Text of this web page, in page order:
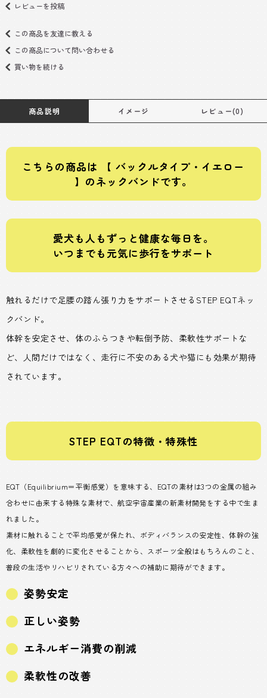
レビューを投稿
この商品を友達に教える
この商品について問い合わせる
買い物を続ける
商品説明 イメージ レビュー(0)
こちらの商品は 【 バックルタイプ・イエロー
】のネックバンドです。
愛犬も人もずっと健康な毎日を。
いつまでも元気に歩行をサポート
触れるだけで足腰の踏ん張り力をサポートさせるSTEP EQTネッ
クバンド。
体幹を安定させ、体のふらつきや転倒予防、柔軟性サポートな
ど、人間だけではなく、走行に不安のある犬や猫にも効果が期待
されています。
STEP EQTの特徴・特殊性
EQT（Equilibrium＝平衡感覚）を意味する、EQTの素材は3つの金属の組み
合わせに由来する特殊な素材で、航空宇宙産業の新素材開発をする中で生ま
れました。
素材に触れることで平均感覚が保たれ、ボディバランスの安定性、体幹の強
化、柔軟性を劇的に変化させることから、スポーツ全般はもちろんのこと、
普段の生活やリハビリされている方々への補助に期待ができます。
姿勢安定
正しい姿勢
エネルギー消費の削減
柔軟性の改善